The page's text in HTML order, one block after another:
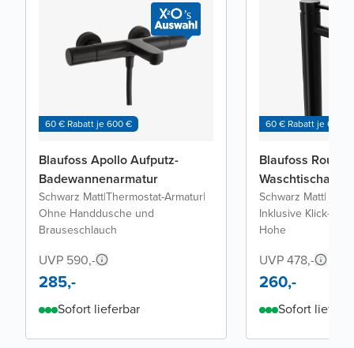
60 € Rabatt je 600 €
Blaufoss Apollo Aufputz-
Badewannenarmatur
Schwarz Matt|Thermostat-Armatur|
Ohne Handdusche und
Brauseschlauch
UVP 590,-
285,-
Sofort lieferbar
60 € Rabatt je 600 €
Blaufoss Round
Schwarz Matt|
Inklusive Klick-
Hohe
UVP 478,-
260,-
Sofort